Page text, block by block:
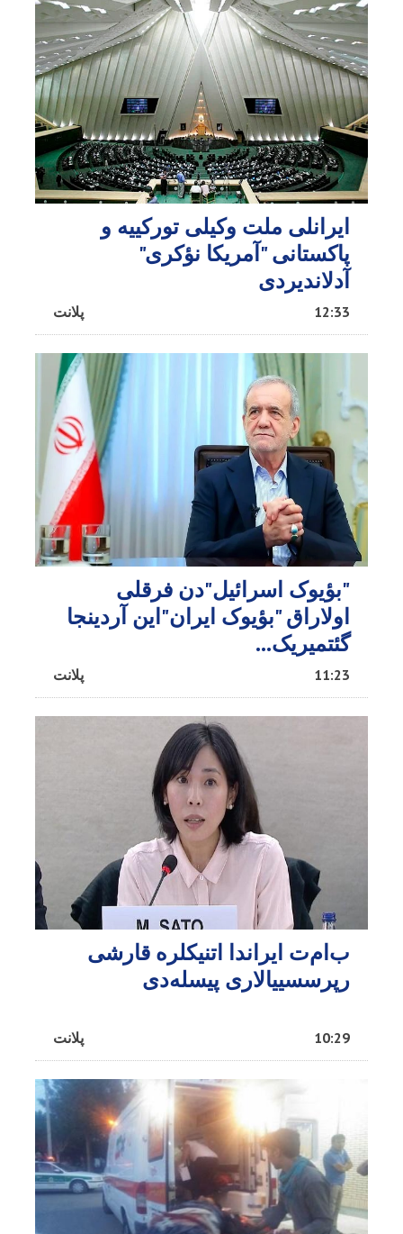
ایرانلی ملت وکیلی تورکییه و
پاکستانی "آمریکا نؤکری"
آدلاندیردی
پلانت 12:33
"بؤیوک اسرائیل"دن فرقلی
اولاراق "بؤیوک ایران"این آردینجا
گئتمیریک...
پلانت 11:23
ب‌ام‌ت ایراندا اتنیکلره قارشی
رپرسسییالاری پیسله‌دی
پلانت 10:29